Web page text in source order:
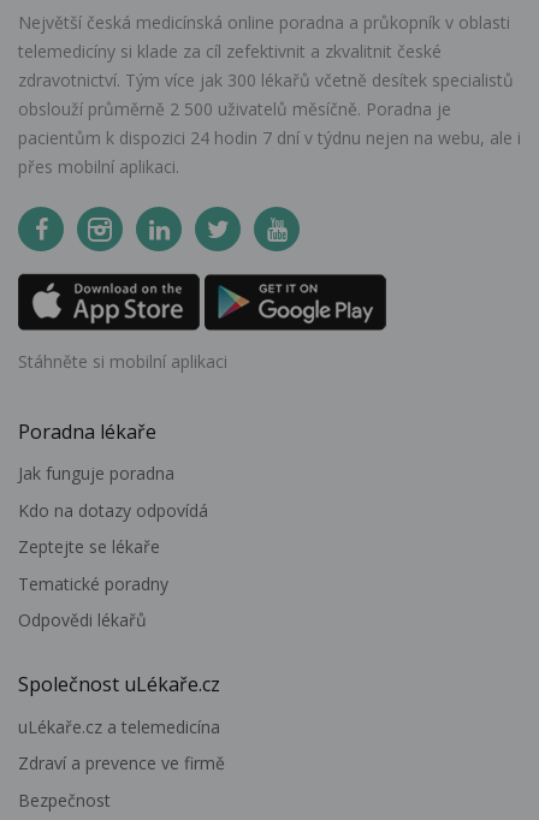
Největší česká medicínská online poradna a průkopník v oblasti
telemedicíny si klade za cíl zefektivnit a zkvalitnit české
zdravotnictví. Tým více jak 300 lékařů včetně desítek specialistů
obslouží průměrně 2 500 uživatelů měsíčně. Poradna je
pacientům k dispozici 24 hodin 7 dní v týdnu nejen na webu, ale i
přes mobilní aplikaci.
Stáhněte si mobilní aplikaci
Poradna lékaře
Jak funguje poradna
Kdo na dotazy odpovídá
Zeptejte se lékaře
Tematické poradny
Odpovědi lékařů
Společnost uLékaře.cz
uLékaře.cz a telemedicína
Zdraví a prevence ve firmě
Bezpečnost